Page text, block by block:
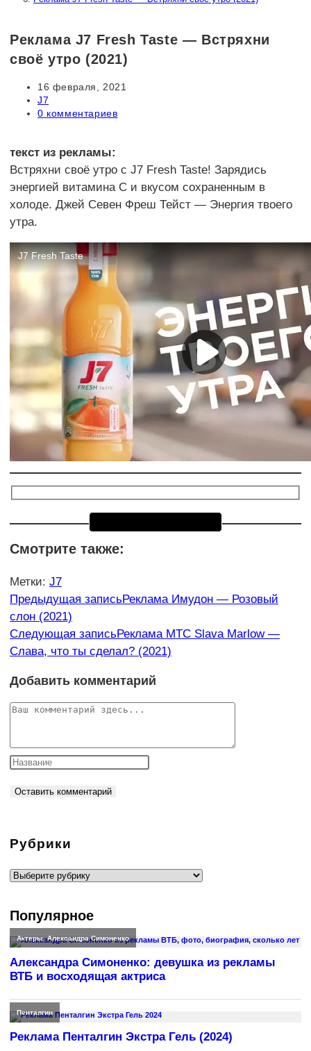
Реклама J7 Fresh Taste — Встряхни
своё утро (2021)
Запись
опубликована:
16 февраля, 2021
Рубрика
записи:
J7
Комментарии
0 комментариев
текст из рекламы:
Встряхни своё утро с J7 Fresh Taste! Зарядись
энергией витамина С и вкусом сохраненным в
холоде. Джей Севен Фреш Тейст — Энергия твоего
утра.
Смотрите также:
Метки: J7
Еще
статьи
Предыдущая записьРеклама Имудон — Розовый
слон (2021)
Следующая записьРеклама МТС Slava Marlow —
Слава, что ты сделал? (2021)
Добавить комментарий
Комментарий
Рубрики
Рубрики
Популярное
Актеры,Александра Симоненко
Александра Симоненко: девушка из рекламы
ВТБ и восходящая актриса
Пенталгин
Реклама Пенталгин Экстра Гель (2024)